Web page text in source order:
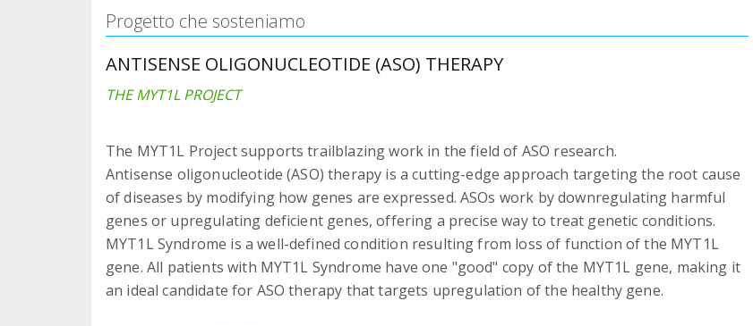
Progetto che sosteniamo
ANTISENSE OLIGONUCLEOTIDE (ASO) THERAPY
THE MYT1L PROJECT
The MYT1L Project supports trailblazing work in the field of ASO research.
Antisense oligonucleotide (ASO) therapy is a cutting-edge approach targeting the root cause
of diseases by modifying how genes are expressed. ASOs work by downregulating harmful
genes or upregulating deficient genes, offering a precise way to treat genetic conditions.
MYT1L Syndrome is a well-defined condition resulting from loss of function of the MYT1L
gene. All patients with MYT1L Syndrome have one "good" copy of the MYT1L gene, making it
an ideal candidate for ASO therapy that targets upregulation of the healthy gene.